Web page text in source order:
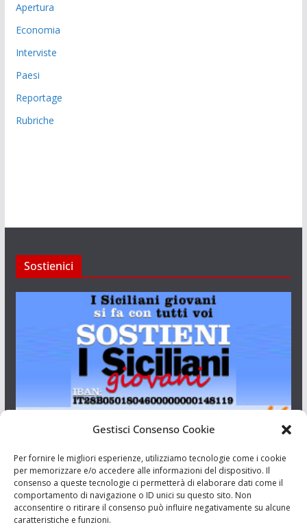
Gestisci Consenso Cookie
Per fornire le migliori esperienze, utilizziamo tecnologie come i cookie
per memorizzare e/o accedere alle informazioni del dispositivo. Il
consenso a queste tecnologie ci permetterà di elaborare dati come il
comportamento di navigazione o ID unici su questo sito. Non
acconsentire o ritirare il consenso può influire negativamente su alcune
caratteristiche e funzioni.
Apertura
Economia
Interviste
Paesi
Reportage
Rubriche
Sostienici
Aut. del tribunale di Catania n.23/2011 del 20/09/2011 Dir.
Resp. Riccardo Orioles.